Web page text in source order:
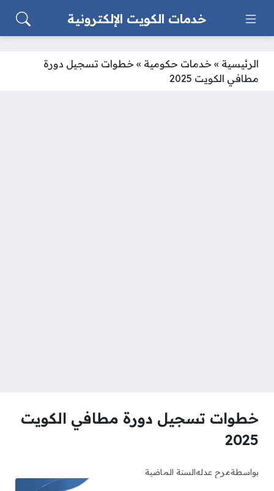
خدمات الكويت الإلكترونية
الرئيسية » خدمات حكومية » خطوات تسجيل دورة
مطافي الكويت 2025
خطوات تسجيل دورة مطافي الكويت
2025
بواسطةمرح عدلهالسنة الماضية